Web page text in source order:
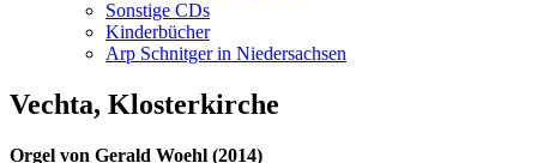
Sonstige CDs
Kinderbücher
Arp Schnitger in Niedersachsen
Vechta, Klosterkirche
Orgel von Gerald Woehl (2014)